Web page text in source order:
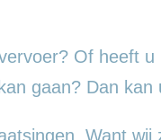
Of heeft
gaan? Dan kan
Want